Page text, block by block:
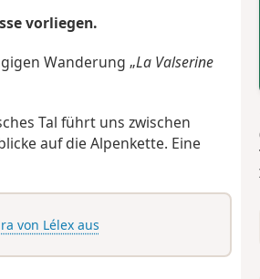
vorliegen.
Wanderung „La Valserine
Tal führt uns zwischen
auf die Alpenkette. Eine
von Lélex aus